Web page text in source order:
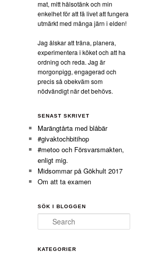
mat, mitt hälsotänk och min
enkelhet för att få livet att fungera
utmärkt med många järn i elden!
Jag älskar att träna, planera,
experimentera i köket och att ha
ordning och reda. Jag är
morgonpigg, engagerad och
precis så obekväm som
nödvändigt när det behövs.
SENAST SKRIVET
Marängtårta med blåbär
#givaktochbitihop
#metoo och Försvarsmakten,
enligt mig.
Midsommar på Gökhult 2017
Om att ta examen
SÖK I BLOGGEN
Search
KATEGORIER